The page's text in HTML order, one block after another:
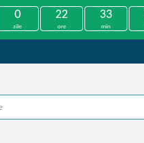
0
zile
22
ore
33
min